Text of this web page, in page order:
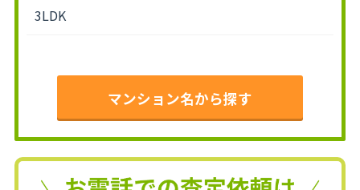
3LDK
マンション名から探す